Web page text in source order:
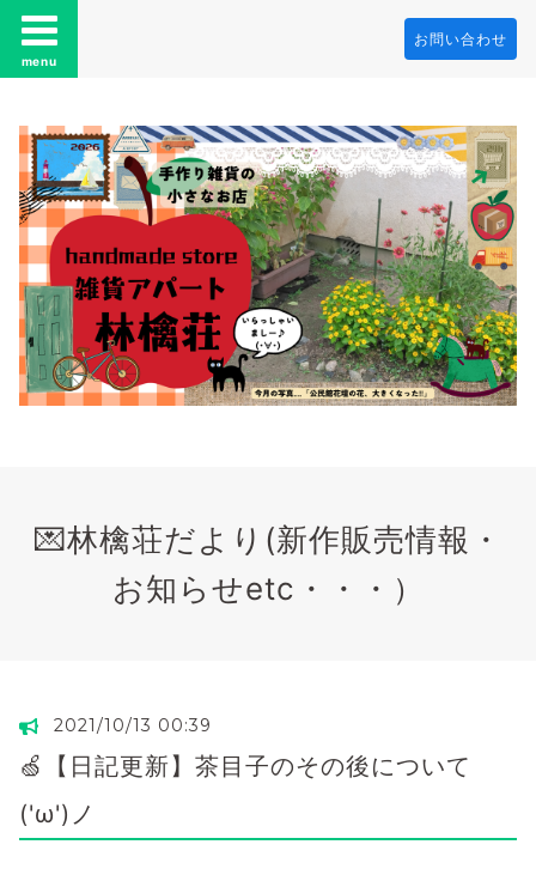
menu
お問い合わせ
💌林檎荘だより(新作販売情報・
お知らせetc・・・）
2021/10/13 00:39
🍏【日記更新】茶目子のその後について
('ω')ノ